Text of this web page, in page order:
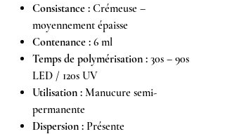
Consistance : Crémeuse –
moyennement épaisse
Contenance : 6 ml
Temps de polymérisation : 30s – 90s
LED / 120s UV
Utilisation : Manucure semi-
permanente
Dispersion : Présente